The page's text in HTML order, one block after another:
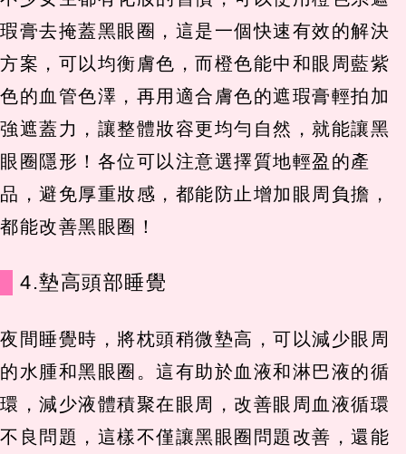
瑕膏去掩蓋黑眼圈，這是一個快速有效的解決
方案，可以均衡膚色，而橙色能中和眼周藍紫
色的血管色澤，再用適合膚色的遮瑕膏輕拍加
強遮蓋力，讓整體妝容更均勻自然，就能讓黑
眼圈隱形！各位可以注意選擇質地輕盈的產
品，避免厚重妝感，都能防止增加眼周負擔，
都能改善黑眼圈！
4.墊高頭部睡覺
夜間睡覺時，將枕頭稍微墊高，可以減少眼周
的水腫和黑眼圈。這有助於血液和淋巴液的循
環，減少液體積聚在眼周，改善眼周血液循環
不良問題，這樣不僅讓黑眼圈問題改善，還能